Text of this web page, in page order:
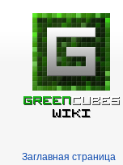
Заглавная страница